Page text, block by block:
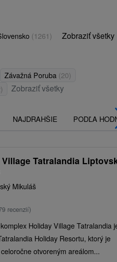
(1261) Zobraziť všetky
Závažná Poruba (20)
Zobraziť všetky
NAJDRAHŠIE PODĽA
Tatralandia
Mikuláš
recenzií)
Holiday Village Tatralandia
Holiday Resortu, ktorý je
otvoreným areálom...